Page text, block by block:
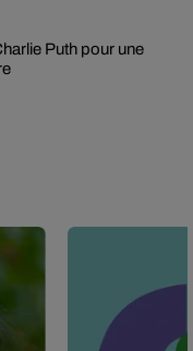
Puth pour une